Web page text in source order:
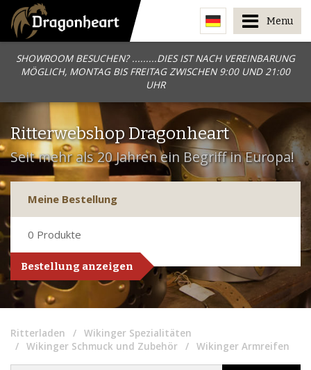
SHOWROOM BESUCHEN? .........DIES IST NACH VEREINBARUNG
MÖGLICH, MONTAG BIS FREITAG ZWISCHEN 9:00 UND 21:00
UHR
Menu
Ritterwebshop Dragonheart
Seit mehr als 20 Jahren ein Begriff in Europa!
Meine Bestellung
0 Produkte
Bestellung anzeigen
Ritterladen
Wikinger Spezialitäten
Wikinger Schmuck und Zubehör
Wikinger Armreifen